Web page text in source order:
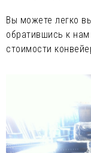
Вы можете легко
обратившись к
стоимости